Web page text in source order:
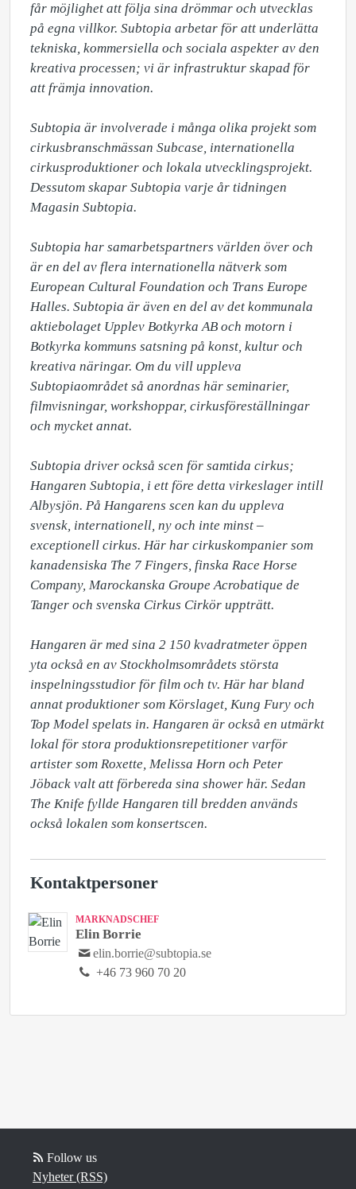
får möjlighet att följa sina drömmar och utvecklas
på egna villkor. Subtopia arbetar för att underlätta
tekniska, kommersiella och sociala aspekter av den
kreativa processen; vi är infrastruktur skapad för
att främja innovation.
Subtopia är involverade i många olika projekt som
cirkusbranschmässan Subcase, internationella
cirkusproduktioner och lokala utvecklingsprojekt.
Dessutom skapar Subtopia varje år tidningen
Magasin Subtopia.
Subtopia har samarbetspartners världen över och
är en del av flera internationella nätverk som
European Cultural Foundation och Trans Europe
Halles. Subtopia är även en del av det kommunala
aktiebolaget Upplev Botkyrka AB och motorn i
Botkyrka kommuns satsning på konst, kultur och
kreativa näringar. Om du vill uppleva
Subtopiaområdet så anordnas här seminarier,
filmvisningar, workshoppar, cirkusföreställningar
och mycket annat.
Subtopia driver också scen för samtida cirkus;
Hangaren Subtopia, i ett före detta virkeslager intill
Albysjön. På Hangarens scen kan du uppleva
svensk, internationell, ny och inte minst –
exceptionell cirkus. Här har cirkuskompanier som
kanadensiska The 7 Fingers, finska Race Horse
Company, Marockanska Groupe Acrobatique de
Tanger och svenska Cirkus Cirkör uppträtt.
Hangaren är med sina 2 150 kvadratmeter öppen
yta också en av Stockholmsområdets största
inspelningsstudior för film och tv. Här har bland
annat produktioner som Körslaget, Kung Fury och
Top Model spelats in. Hangaren är också en utmärkt
lokal för stora produktionsrepetitioner varför
artister som Roxette, Melissa Horn och Peter
Jöback valt att förbereda sina shower här. Sedan
The Knife fyllde Hangaren till bredden används
också lokalen som konsertscen.
Kontaktpersoner
MARKNADSCHEF
Elin Borrie
elin.borrie@subtopia.se
+46 73 960 70 20
Follow us
Nyheter (RSS)